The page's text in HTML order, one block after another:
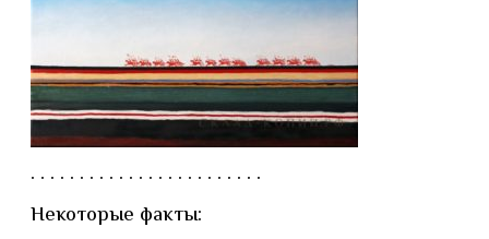
. . . . . . . . . . . . . . . . . . . . . . . .
Некоторые факты: